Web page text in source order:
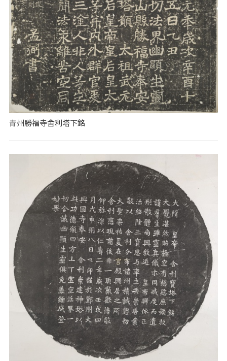
青州勝福寺舍利塔下銘